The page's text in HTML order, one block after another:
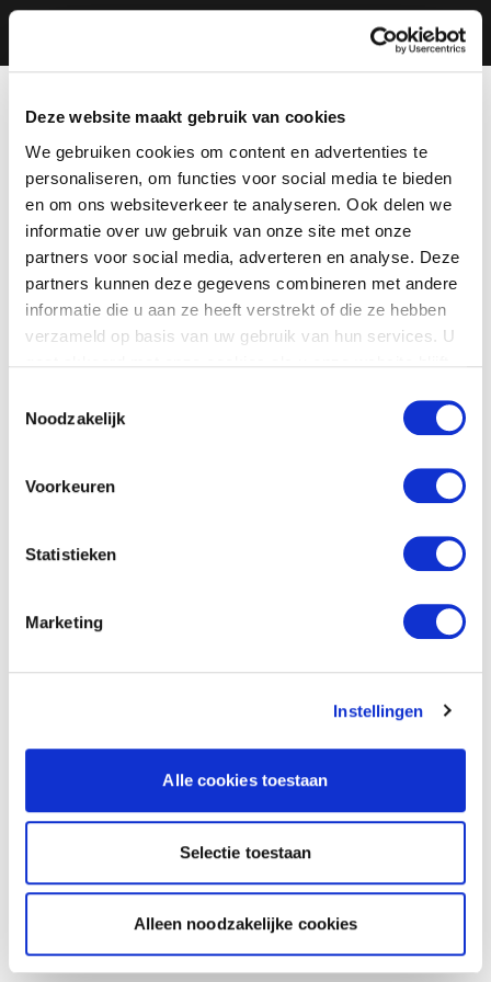
Deze website maakt gebruik van cookies
We gebruiken cookies om content en advertenties te
personaliseren, om functies voor social media te bieden
en om ons websiteverkeer te analyseren. Ook delen we
informatie over uw gebruik van onze site met onze
partners voor social media, adverteren en analyse. Deze
partners kunnen deze gegevens combineren met andere
informatie die u aan ze heeft verstrekt of die ze hebben
verzameld op basis van uw gebruik van hun services. U
Noodzakelijk
Voorkeuren
Statistieken
Marketing
Instellingen
Alle cookies toestaan
Selectie toestaan
Alleen noodzakelijke cookies